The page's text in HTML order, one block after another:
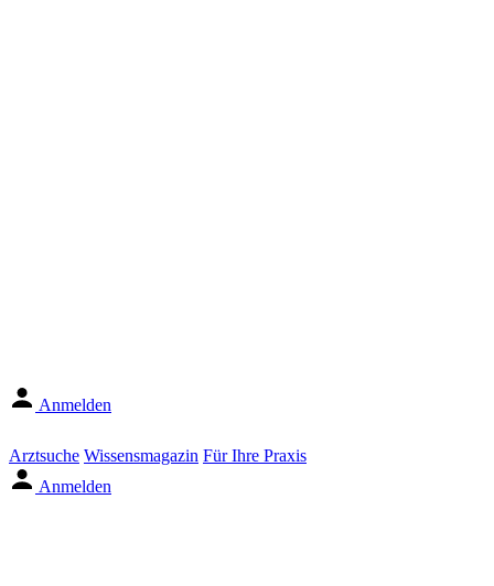
Anmelden
Arztsuche Wissensmagazin Für Ihre Praxis
Anmelden